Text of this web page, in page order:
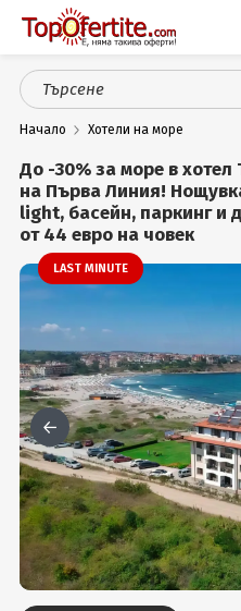
Оферти
СПА
Планина
Море
Чужбина
Празници
Турция
Гърция
Услуги
Вход
Начало Хотели на море
До -30% за море в
на Първа Линия!
light, басейн, паркинг и
от 44 евро на човек
LAST MINUTE